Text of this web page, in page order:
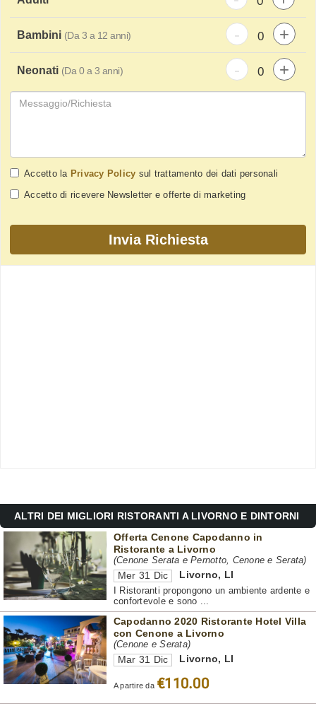
Bambini (Da 3 a 12 anni) - +
Neonati (Da 0 a 3 anni) - +
Accetto la Privacy Policy sul trattamento dei dati personali
Accetto di ricevere Newsletter e offerte di marketing
ALTRI DEI MIGLIORI RISTORANTI A LIVORNO E DINTORNI
Offerta Cenone Capodanno in
Ristorante a Livorno
(Cenone Serata e Pernotto, Cenone e Serata)
Mer 31 Dic Livorno, LI
I Ristoranti propongono un ambiente ardente e
confortevole e sono ...
Capodanno 2020 Ristorante Hotel Villa
con Cenone a Livorno
(Cenone e Serata)
Mar 31 Dic Livorno, LI
A partire da €110.00